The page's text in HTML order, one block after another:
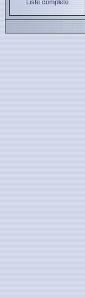
Liste complète